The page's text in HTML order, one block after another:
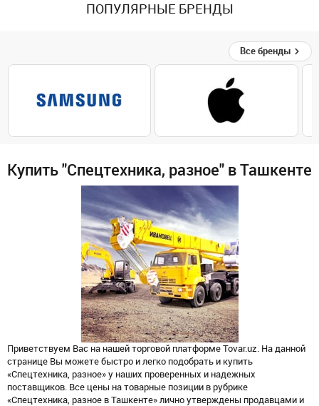
ПОПУЛЯРНЫЕ БРЕНДЫ
Все бренды
Купить "Спецтехника, разное" в Ташкенте
Приветствуем Вас на нашей торговой платформе Tovar.uz. На данной
странице Вы можете быстро и легко подобрать и купить
«Спецтехника, разное» у наших проверенных и надежных
поставщиков. Все цены на товарные позиции в рубрике
«Спецтехника, разное в Ташкенте» лично утверждены продавцами и